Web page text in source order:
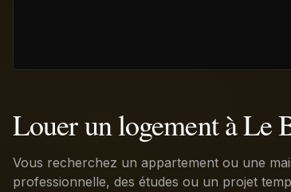
Louer un logement à Le
Vous recherchez un appartement ou une
professionnelle, des études ou un projet